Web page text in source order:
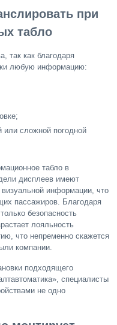
при
табло
так как благодаря
любую информацию:
или сложной погодной
табло в
дисплеев имеют
информации, что
пассажиров. Благодаря
безопасность
лояльность
что непременно скажется
компании.
подходящего
специалисты
не одно